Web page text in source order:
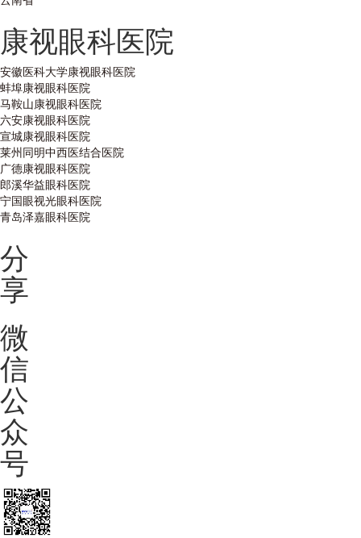
康视眼科医院
安徽医科大学康视眼科医院
蚌埠康视眼科医院
马鞍山康视眼科医院
六安康视眼科医院
宣城康视眼科医院
莱州同明中西医结合医院
广德康视眼科医院
郎溪华益眼科医院
宁国眼视光眼科医院
青岛泽嘉眼科医院
分
享
微
信
公
众
号